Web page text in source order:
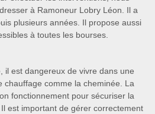
à Ramoneur Lobry Léon. Il a
plusieurs années. Il propose aussi
à toutes les bourses.
il est dangereux de vivre dans une
chauffage comme la cheminée. La
fonctionnement pour sécuriser la
est important de gérer correctement